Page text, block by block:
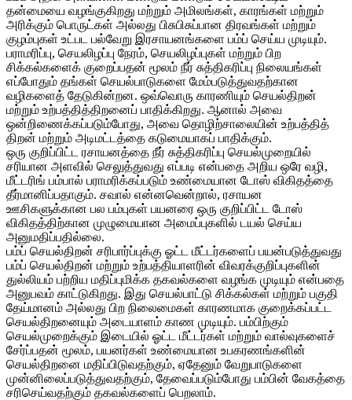
தன்மையை வழங்குகிறது மற்றும் அமிலங்கள், காரங்கள் மற்றும்
அரிக்கும் பொருட்கள் அல்லது பிசுபிசுப்பான திரவங்கள் மற்றும்
குழம்புகள் உட்பட பல்வேறு இரசாயனங்களை பம்ப் செய்ய முடியும்.
பராமரிப்பு, செயலிழப்பு நேரம், செயலிழப்புகள் மற்றும் பிற
சிக்கல்களைக் குறைப்பதன் மூலம் நீர் சுத்திகரிப்பு நிலையங்கள்
எப்போதும் தங்கள் செயல்பாடுகளை மேம்படுத்துவதற்கான
வழிகளைத் தேடுகின்றன. ஒவ்வொரு காரணியும் செயல்திறன்
மற்றும் உற்பத்தித்திறனைப் பாதிக்கிறது. ஆனால் அவை
ஒன்றிணைக்கப்படும்போது, ​​அவை தொழிற்சாலையின் உற்பத்தித்
திறன் மற்றும் அடிமட்டத்தை கடுமையாகப் பாதிக்கும்.
ஒரு குறிப்பிட்ட ரசாயனத்தை நீர் சுத்திகரிப்பு செயல்முறையில்
சரியான அளவில் செலுத்துவது எப்படி என்பதை அறிய ஒரே வழி,
மீட்டரிங் பம்பால் பராமரிக்கப்படும் உண்மையான டோஸ் விகிதத்தை
தீர்மானிப்பதாகும். சவால் என்னவென்றால், ரசாயன
ஊசிகளுக்கான பல பம்புகள் பயனரை ஒரு குறிப்பிட்ட டோஸ்
விகிதத்திற்கான முழுமையான அமைப்புகளில் டயல் செய்ய
அனுமதிப்பதில்லை.
பம்ப் செயல்திறன் சரிபார்ப்புக்கு ஓட்ட மீட்டர்களைப் பயன்படுத்துவது
பம்ப் செயல்திறன் மற்றும் உற்பத்தியாளரின் விவரக்குறிப்புகளின்
துல்லியம் பற்றிய மதிப்புமிக்க தகவல்களை வழங்க முடியும் என்பதை
அனுபவம் காட்டுகிறது. இது செயல்பாட்டு சிக்கல்கள் மற்றும் பகுதி
தேய்மானம் அல்லது பிற நிலைமைகள் காரணமாக குறைக்கப்பட்ட
செயல்திறனையும் அடையாளம் காண முடியும். பம்பிற்கும்
செயல்முறைக்கும் இடையில் ஓட்ட மீட்டர்கள் மற்றும் வால்வுகளைச்
சேர்ப்பதன் மூலம், பயனர்கள் உண்மையான உபகரணங்களின்
செயல்திறனை மதிப்பிடுவதற்கும், ஏதேனும் வேறுபாடுகளை
முன்னிலைப்படுத்துவதற்கும், தேவைப்படும்போது பம்பின் வேகத்தை
சரிசெய்வதற்கும் தகவல்களைப் பெறலாம்.